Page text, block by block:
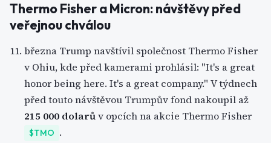
Thermo Fisher a Micron: návštěvy před
veřejnou chválou
března Trump navštívil společnost Thermo Fisher
v Ohiu, kde před kamerami prohlásil: "It's a great
honor being here. It's a great company." V týdnech
před touto návštěvou Trumpův fond nakoupil až
215 000 dolarův opcích na akcie Thermo Fisher
$TMO .